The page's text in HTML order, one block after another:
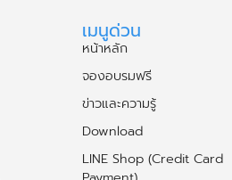
เมนูด่วน
หน้าหลัก
จองอบรมฟรี
ข่าวและความรู้
Download
LINE Shop (Credit Card